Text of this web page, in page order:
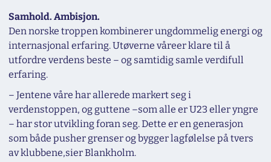
Samhold. Ambisjon.
Den norske troppen kombinerer ungdommelig energi og
internasjonal erfaring. Utøverne våreer klare til å
utfordre verdens beste – og samtidig samle verdifull
erfaring.
– Jentene våre har allerede markert seg i
verdenstoppen, og guttene –som alle er U23 eller yngre
– har stor utvikling foran seg. Dette er en generasjon
som både pusher grenser og bygger lagfølelse på tvers
av klubbene,sier Blankholm.